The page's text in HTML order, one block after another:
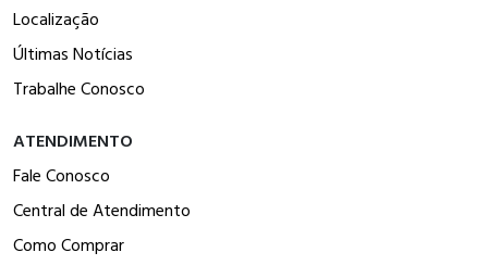
Localização
Últimas Notícias
Trabalhe Conosco
ATENDIMENTO
Fale Conosco
Central de Atendimento
Como Comprar